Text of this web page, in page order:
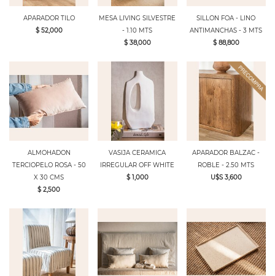
APARADOR TILO
$ 52,000
MESA LIVING SILVESTRE
- 1.10 MTS
$ 38,000
SILLON FOA - LINO
ANTIMANCHAS - 3 MTS
$ 88,800
ALMOHADON
TERCIOPELO ROSA - 50
X 30 CMS
$ 2,500
VASIJA CERAMICA
IRREGULAR OFF WHITE
$ 1,000
APARADOR BALZAC -
ROBLE - 2.50 MTS
U$S 3,600